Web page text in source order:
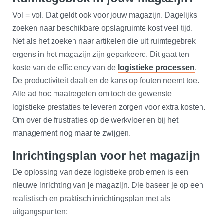
Vol = vol. Dat geldt ook voor jouw magazijn. Dagelijks
zoeken naar beschikbare opslagruimte kost veel tijd.
Net als het zoeken naar artikelen die uit ruimtegebrek
ergens in het magazijn zijn geparkeerd. Dit gaat ten
koste van de efficiency van de logistieke processen.
De productiviteit daalt en de kans op fouten neemt toe.
Alle ad hoc maatregelen om toch de gewenste
logistieke prestaties te leveren zorgen voor extra kosten.
Om over de frustraties op de werkvloer en bij het
management nog maar te zwijgen.
Inrichtingsplan voor het magazijn
De oplossing van deze logistieke problemen is een
nieuwe inrichting van je magazijn. Die baseer je op een
realistisch en praktisch inrichtingsplan met als
uitgangspunten: